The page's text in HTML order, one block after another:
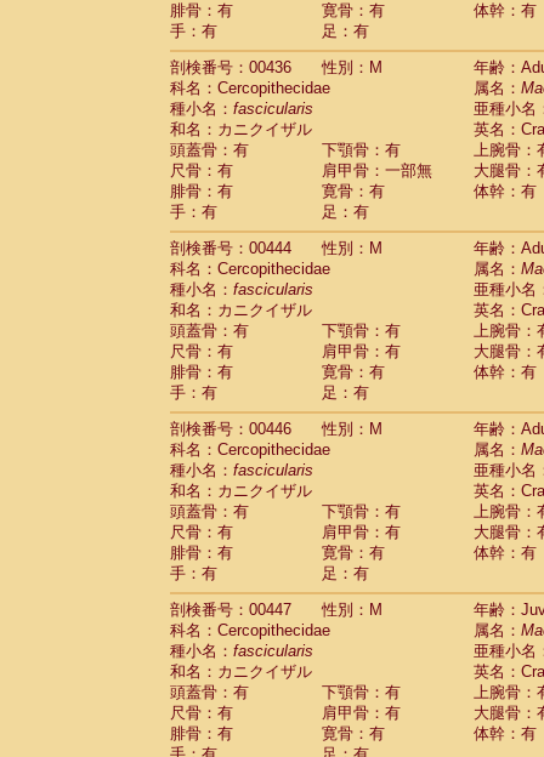
腓骨：有
寛骨：有
体幹：有
手：有
足：有
剖検番号：00436
性別：M
年齢：
科名：Cercopithecidae
属名：
種小名： fascicularis
亜種小名
和名：カニクイザル
英名：
頭蓋骨：有
下顎骨：有
上腕骨：
尺骨：有
肩甲骨：一部無
大腿骨：
腓骨：有
寛骨：有
体幹：有
手：有
足：有
剖検番号：00444
性別：M
年齢：
科名：Cercopithecidae
属名：
種小名： fascicularis
亜種小名
和名：カニクイザル
英名：
頭蓋骨：有
下顎骨：有
上腕骨：
尺骨：有
肩甲骨：有
大腿骨：
腓骨：有
寛骨：有
体幹：有
手：有
足：有
剖検番号：00446
性別：M
年齢：
科名：Cercopithecidae
属名：
種小名： fascicularis
亜種小名
和名：カニクイザル
英名：
頭蓋骨：有
下顎骨：有
上腕骨：
尺骨：有
肩甲骨：有
大腿骨：
腓骨：有
寛骨：有
体幹：有
手：有
足：有
剖検番号：00447
性別：M
年齢：
科名：Cercopithecidae
属名：
種小名： fascicularis
亜種小名
和名：カニクイザル
英名：
頭蓋骨：有
下顎骨：有
上腕骨：
尺骨：有
肩甲骨：有
大腿骨：
腓骨：有
寛骨：有
体幹：有